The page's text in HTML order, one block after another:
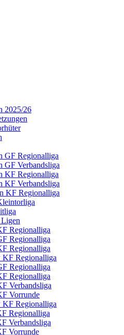
2025/26
GF Regionalliga
GF Verbandsliga
KF Regionalliga
KF Verbandsliga
KF Regionalliga
Regionalliga
Regionalliga
Regionalliga
Regionalliga
Regionalliga
Regionalliga
Verbandsliga
Vorrunde
Regionalliga
Regionalliga
Verbandsliga
Vorrunde